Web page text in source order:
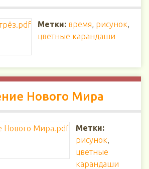
Метки: время, рисунок,
цветные карандаши
Нового Мира
Метки:
рисунок,
цветные
карандаши